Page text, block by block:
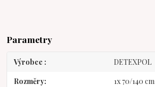
Parametry
Výrobce DETEXPOL
Rozměry 1x 70/140 cm